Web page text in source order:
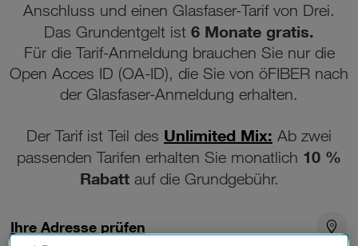
Anschluss und einen Glasfaser-Tarif von Drei.
Das Grundentgelt ist 6 Monate gratis.
Für die Tarif-Anmeldung brauchen Sie nur die
Open Acces ID (OA-ID), die Sie von öFIBER nach
der Glasfaser-Anmeldung erhalten.
Der Tarif ist Teil des Unlimited Mix: Ab zwei
passenden Tarifen erhalten Sie monatlich 10 %
Rabattauf die Grundgebühr.
Ihre Adresse prüfen